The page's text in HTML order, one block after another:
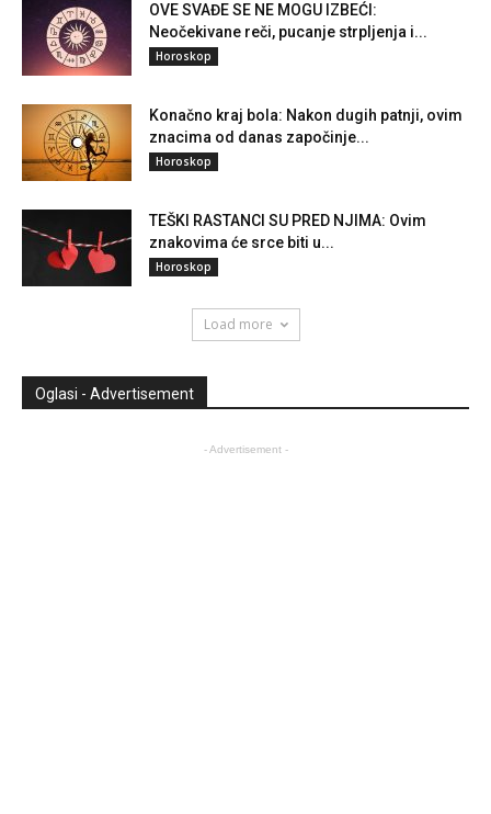
OVE SVAĐE SE NE MOGU IZBEĆI:
Neočekivane reči, pucanje strpljenja i...
Horoskop
Konačno kraj bola: Nakon dugih patnji, ovim
znacima od danas započinje...
Horoskop
TEŠKI RASTANCI SU PRED NJIMA: Ovim
znakovima će srce biti u...
Horoskop
Load more
Oglasi - Advertisement
- Advertisement -